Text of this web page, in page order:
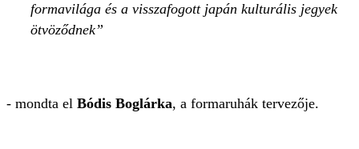
formavilága és a visszafogott japán kulturális jegyek
ötvöződnek
- mondta el Bódis Boglárka, a formaruhák tervezője.